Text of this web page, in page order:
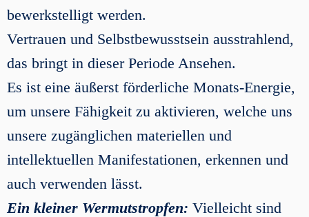
bewerkstelligt werden.
Vertrauen und Selbstbewusstsein ausstrahlend,
das bringt in dieser Periode Ansehen.
Es ist eine äußerst förderliche Monats-Energie,
um unsere Fähigkeit zu aktivieren, welche uns
unsere zugänglichen materiellen und
intellektuellen Manifestationen, erkennen und
auch verwenden lässt.
Ein kleiner Wermutstropfen: Vielleicht sind